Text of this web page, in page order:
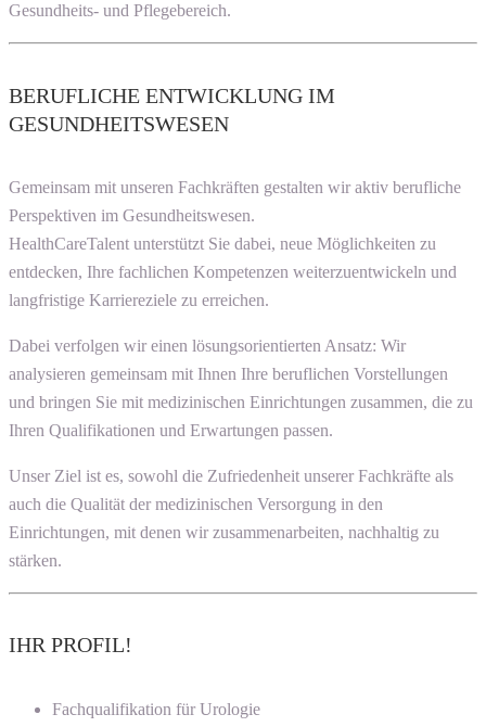
Gesundheits- und Pflegebereich.
BERUFLICHE ENTWICKLUNG IM
GESUNDHEITSWESEN
Gemeinsam mit unseren Fachkräften gestalten wir aktiv berufliche
Perspektiven im Gesundheitswesen.
HealthCareTalent unterstützt Sie dabei, neue Möglichkeiten zu
entdecken, Ihre fachlichen Kompetenzen weiterzuentwickeln und
langfristige Karriereziele zu erreichen.
Dabei verfolgen wir einen lösungsorientierten Ansatz: Wir
analysieren gemeinsam mit Ihnen Ihre beruflichen Vorstellungen
und bringen Sie mit medizinischen Einrichtungen zusammen, die zu
Ihren Qualifikationen und Erwartungen passen.
Unser Ziel ist es, sowohl die Zufriedenheit unserer Fachkräfte als
auch die Qualität der medizinischen Versorgung in den
Einrichtungen, mit denen wir zusammenarbeiten, nachhaltig zu
stärken.
IHR PROFIL!
Fachqualifikation für Urologie